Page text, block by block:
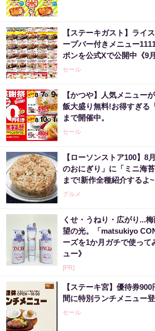
【ステーキガスト】ライ
ープバー付きメニュー
ポンを公式Xで公開中《9
セール
【かつや】人気メニュー
飯大盛り無料!お得すぎる
まで開催中。
セール
【ローソンストア100】8
のおにぎり」に「ミニ海
まで!新作全種紹介するよ~
グルメ
くせ・うねり・広がり...
望の光。「matsukiyo
ーズを1か月ガチで使って
ュー》
[PR]
【ステーキ宮】優待券
間に特別ランチメニュー
セール